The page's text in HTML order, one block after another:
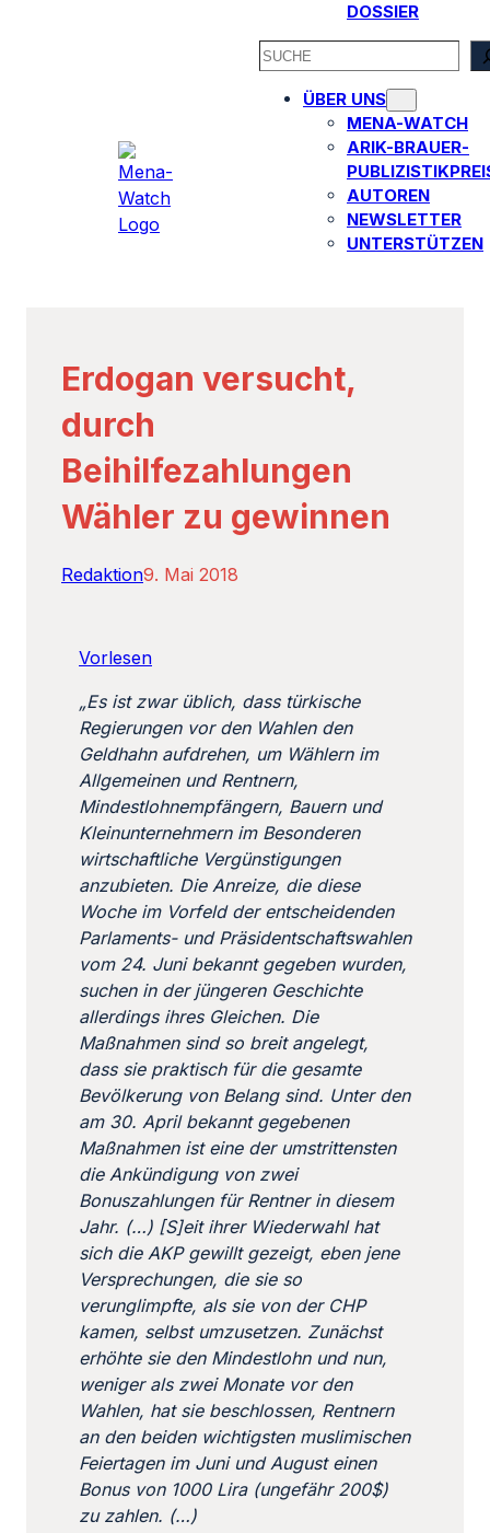
DOSSIER
SEARCH
ÜBER UNS
MENA-WATCH
ARIK-BRAUER-
AUTOREN​
NEWSLETTER
UNTERSTÜTZEN
Erdogan versucht,
durch
Beihilfezahlungen
Wähler zu gewinnen
Redaktion9. Mai 2018
Vorlesen
„Es ist zwar üblich, dass türkische
Regierungen vor den Wahlen den
Geldhahn aufdrehen, um Wählern im
Allgemeinen und Rentnern,
Mindestlohnempfängern, Bauern und
Kleinunternehmern im Besonderen
wirtschaftliche Vergünstigungen
anzubieten. Die Anreize, die diese
Woche im Vorfeld der entscheidenden
Parlaments- und Präsidentschaftswahlen
vom 24. Juni bekannt gegeben wurden,
suchen in der jüngeren Geschichte
allerdings ihres Gleichen. Die
Maßnahmen sind so breit angelegt,
dass sie praktisch für die gesamte
Bevölkerung von Belang sind. Unter den
am 30. April bekannt gegebenen
Maßnahmen ist eine der umstrittensten
die Ankündigung von zwei
Bonuszahlungen für Rentner in diesem
Jahr. (…) [S]eit ihrer Wiederwahl hat
sich die AKP gewillt gezeigt, eben jene
Versprechungen, die sie so
verunglimpfte, als sie von der CHP
kamen, selbst umzusetzen. Zunächst
erhöhte sie den Mindestlohn und nun,
weniger als zwei Monate vor den
Wahlen, hat sie beschlossen, Rentnern
an den beiden wichtigsten muslimischen
Feiertagen im Juni und August einen
Bonus von 1000 Lira (ungefähr 200$)
zu zahlen. (…)